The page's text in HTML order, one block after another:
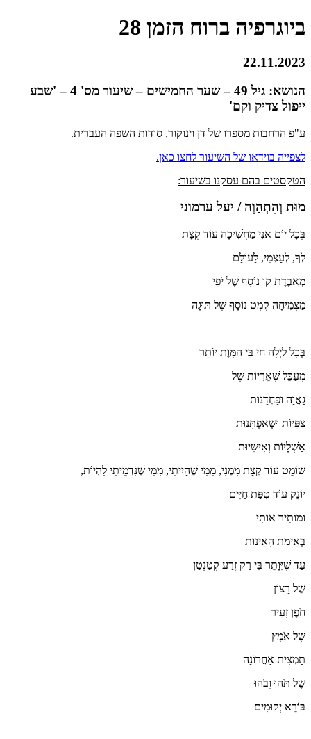
ביוגרפיה ברוח הזמן 28
22.11.2023
הנושא: גיל 49 – שער החמישים – שיעור מס' 4 – '
שבע
ייפול צדיק וקם'
ע"פ הרחבות מספרו של דן וינוקור, סודות השפה העברית.
לצפייה בוידאו של השיעור לחצו כאן.
הטקסטים בהם עסקנו בשיעור:
מוּת וְהִתְהַוֶה / יעל ערמוני
בְּכָל יוֹם אֲנִי מַחְשִׁיכָה עוֹד קְצָת
לְךָ, לְעַצְמִי, לָעוֹלָם
מְאַבֶּדֶת קַו נוֹסָף שֶׁל יֹפִי
מַצְמִיחָה קֶמֶט נוֹסָף שֶׁל תּוּגָה
בְּכָל לַיְלָה חַי בִּי הַמָּוֶת יוֹתֵר
מְעַכֵּל שְׁאֵרִיּוֹת שֶׁל
גַּאֲוָה וּפַחְדָנוּת
צִפִּיּוֹת וּשְׁאַפְתָּנוּת
אַשְׁלָיוֹת וְאִישִׁיּוּת
שׁוֹמֵט עוֹד קְצָת מִמֶּנִּי, מִמִּי שֶׁהָיִיתִי, מִמִּי שֶׁנִּדְמֵיתִי לִהְיוֹת,
יוֹנֵק עוֹד טִפַּת חַיִּים
וּמוֹתִיר אוֹתִי
בְּאֵימַת הָאֵינוּת
עַד שֶׁיִּוָּתֵר בִּי רַק זֶרַע קְטַנְטַן
שֶׁל רָצוֹן
חֹפֶן זָעִיר
שֶׁל אֹמֶץ
תַּמְצִית אַחֲרוֹנָה
שֶׁל תֹּהוּ וָבֹהוּ
בּוֹרֵא יְקוּמִים